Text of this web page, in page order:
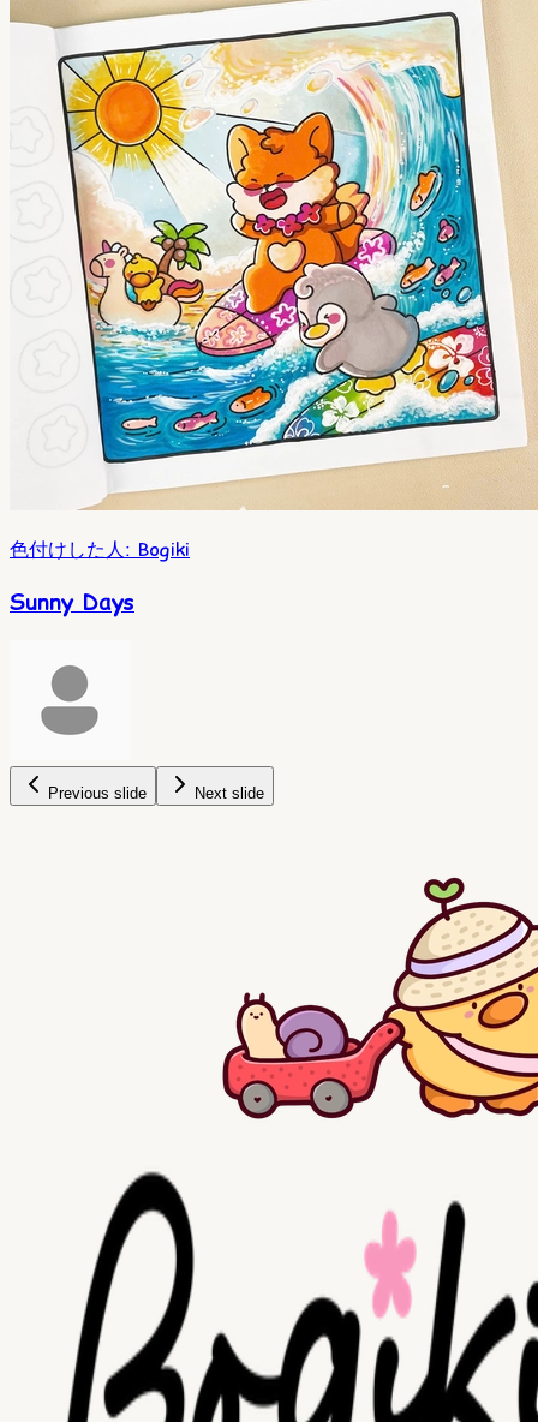
色付けした人: Bogiki
Sunny Days
Previous slide Next slide